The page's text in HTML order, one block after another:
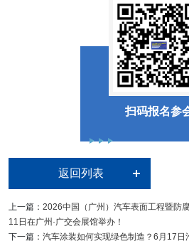
扫码报名
返回列表
上一篇：2026中国（广州）汽车表面工程暨防
11日在广州·广交会展馆举办！
下一篇：汽车涂装如何实现绿色制造？6月17